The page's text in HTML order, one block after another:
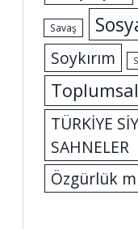
Savaş
Soykırım
TÜRKİYE
SAHNELER
Özgürlük